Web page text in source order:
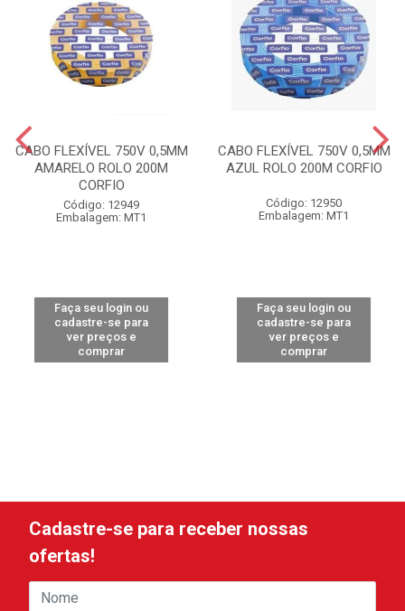
CABO FLEXÍVEL 750V 0,5MM
AMARELO ROLO 200M
CORFIO
Código: 12949
Embalagem: MT1
Faça seu login ou
cadastre-se para
ver preços e
comprar
CABO FLEXÍVEL 750V 0,5MM
AZUL ROLO 200M CORFIO
Código: 12950
Embalagem: MT1
Faça seu login ou
cadastre-se para
ver preços e
comprar
Cadastre-se para receber nossas
ofertas!